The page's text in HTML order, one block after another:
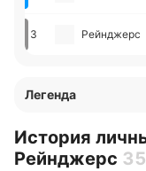
3 Рейнджерс
Легенда
История
Рейнджерс 35